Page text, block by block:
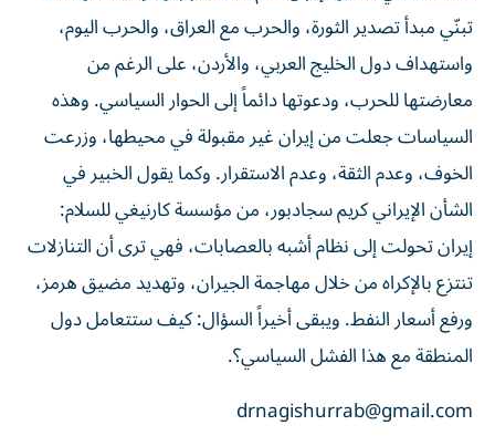
تبنّي مبدأ تصدير الثورة، والحرب مع العراق، والحرب اليوم،
واستهداف دول الخليج العربي، والأردن، على الرغم من
معارضتها للحرب، ودعوتها دائماً إلى الحوار السياسي. وهذه
السياسات جعلت من إيران غير مقبولة في محيطها، وزرعت
الخوف، وعدم الثقة، وعدم الاستقرار. وكما يقول الخبير في
الشأن الإيراني كريم سجادبور، من مؤسسة كارنيغي للسلام:
إيران تحولت إلى نظام أشبه بالعصابات، فهي ترى أن التنازلات
تنتزع بالإكراه من خلال مهاجمة الجيران، وتهديد مضيق هرمز،
ورفع أسعار النفط. ويبقى أخيراً السؤال: كيف ستتعامل دول
المنطقة مع هذا الفشل السياسي؟.
drnagishurrab@gmail.com